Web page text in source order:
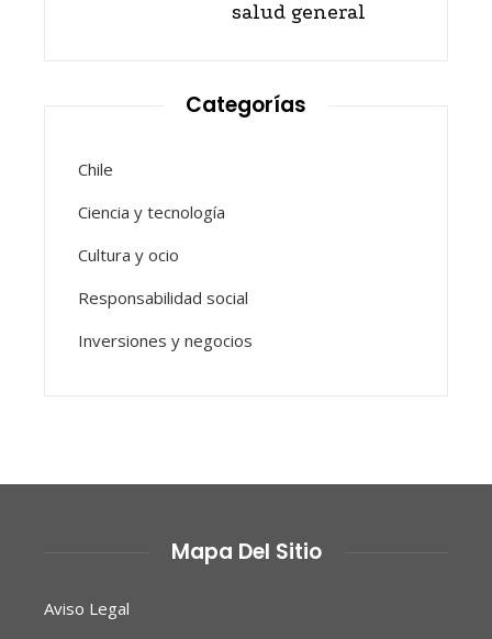
salud general
Categorías
Chile
Ciencia y tecnología
Cultura y ocio
Responsabilidad social
Inversiones y negocios
Mapa Del Sitio
Aviso Legal